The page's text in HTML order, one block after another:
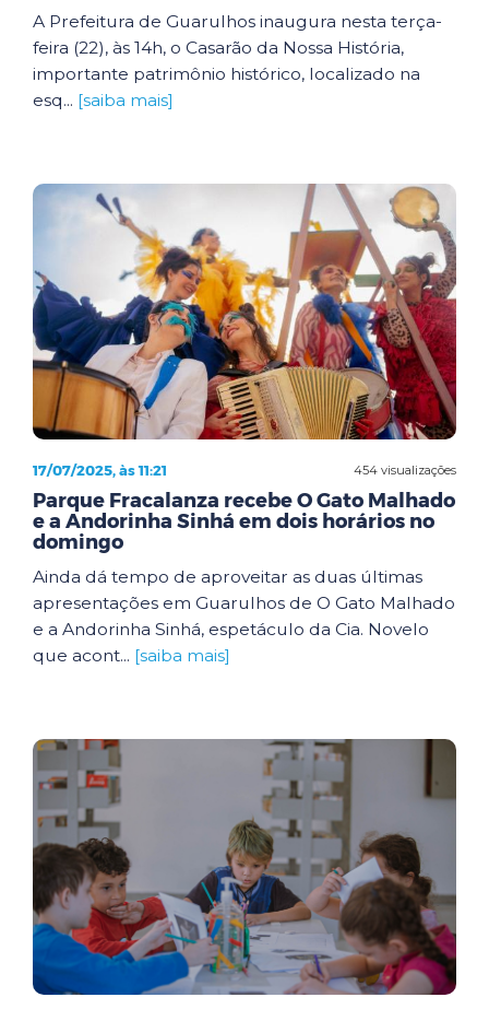
A Prefeitura de Guarulhos inaugura nesta terça-
feira (22), às 14h, o Casarão da Nossa História,
importante patrimônio histórico, localizado na
esq... [saiba mais]
454 visualizações
17/07/2025, às 11:21
Parque Fracalanza recebe O Gato Malhado
e a Andorinha Sinhá em dois horários no
domingo
Ainda dá tempo de aproveitar as duas últimas
apresentações em Guarulhos de O Gato Malhado
e a Andorinha Sinhá, espetáculo da Cia. Novelo
que acont... [saiba mais]